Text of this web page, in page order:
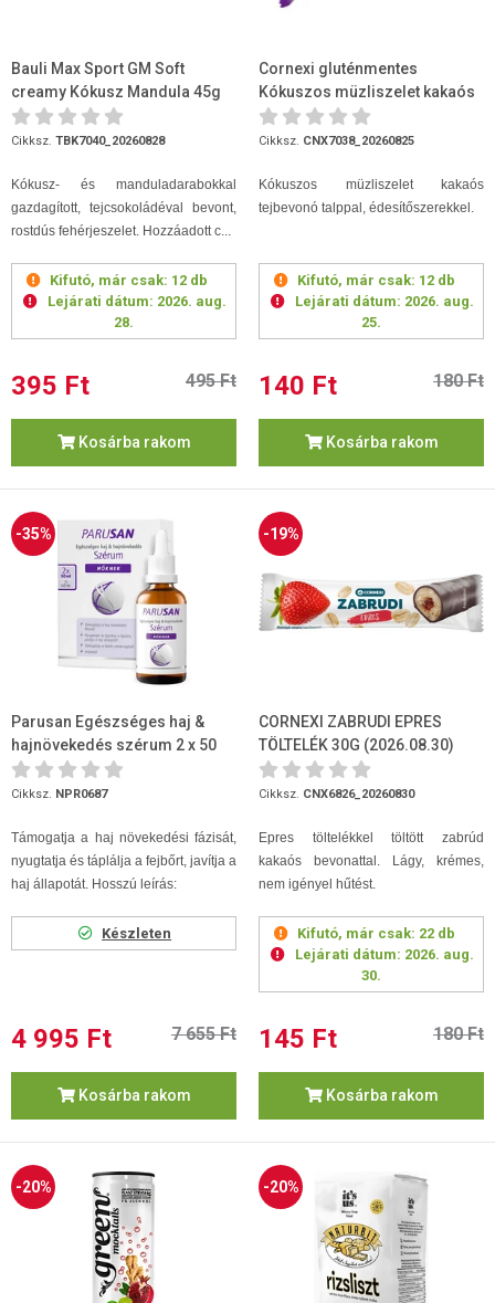
Bauli Max Sport GM Soft
creamy Kókusz Mandula 45g
(2026.08.28)
Cikksz. TBK7040_20260828
Kókusz- és manduladarabokkal
gazdagított, tejcsokoládéval bevont,
rostdús fehérjeszelet. Hozzáadott c...
Kifutó, már csak: 12 db
Lejárati dátum: 2026. aug.
28.
395 Ft 495 Ft
Kosárba rakom
Cornexi gluténmentes
Kókuszos müzliszelet kakaós
tejbev.talppal,édesítőszerekke...
Cikksz. CNX7038_20260825
Kókuszos müzliszelet kakaós
tejbevonó talppal, édesítőszerekkel.
Kifutó, már csak: 12 db
Lejárati dátum: 2026. aug.
25.
140 Ft 180 Ft
Kosárba rakom
-35%
Parusan Egészséges haj &
hajnövekedés szérum 2 x 50
ml
Cikksz. NPR0687
Támogatja a haj növekedési fázisát,
nyugtatja és táplálja a fejbőrt, javítja a
haj állapotát. Hosszú leírás:
Készleten
4 995 Ft 7 655 Ft
Kosárba rakom
-19%
CORNEXI ZABRUDI EPRES
TÖLTELÉK 30G (2026.08.30)
Cikksz. CNX6826_20260830
Epres töltelékkel töltött zabrúd
kakaós bevonattal. Lágy, krémes,
nem igényel hűtést.
Kifutó, már csak: 22 db
Lejárati dátum: 2026. aug.
30.
145 Ft 180 Ft
Kosárba rakom
-20% -20%